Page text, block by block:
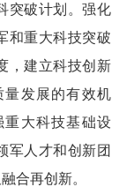
突破计划。强化
和重大科技突破
，建立科技创新
量发展的有效机
大科技基础设
军人才和创新团
合再创新。